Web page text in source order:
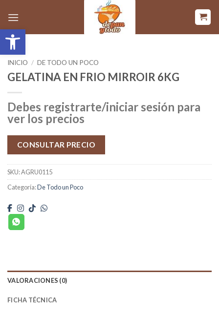
Abrir barra de herramientas
contenido
INICIO / DE TODO UN POCO
GELATINA EN FRIO MIRROIR 6KG
Debes registrarte/iniciar sesión para
ver los precios
CONSULTAR PRECIO
SKU:AGRU0115
Categoría:De Todo un Poco
VALORACIONES (0)
FICHA TÉCNICA